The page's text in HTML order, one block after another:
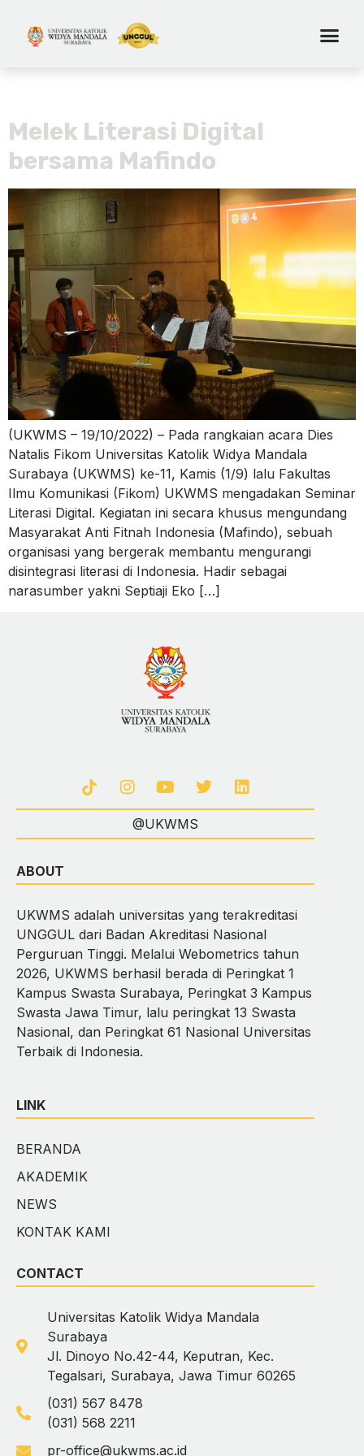
Melek Literasi Digital
bersama Mafindo
(UKWMS – 19/10/2022) – Pada rangkaian acara Dies
Natalis Fikom Universitas Katolik Widya Mandala
Surabaya (UKWMS) ke-11, Kamis (1/9) lalu Fakultas
Ilmu Komunikasi (Fikom) UKWMS mengadakan Seminar
Literasi Digital. Kegiatan ini secara khusus mengundang
Masyarakat Anti Fitnah Indonesia (Mafindo), sebuah
organisasi yang bergerak membantu mengurangi
disintegrasi literasi di Indonesia. Hadir sebagai
narasumber yakni Septiaji Eko […]
@UKWMS
ABOUT
UKWMS adalah universitas yang terakreditasi
UNGGUL dari Badan Akreditasi Nasional
Perguruan Tinggi. Melalui Webometrics tahun
2026, UKWMS berhasil berada di Peringkat 1
Kampus Swasta Surabaya, Peringkat 3 Kampus
Swasta Jawa Timur, lalu peringkat 13 Swasta
Nasional, dan Peringkat 61 Nasional Universitas
Terbaik di Indonesia.
LINK
BERANDA
AKADEMIK
NEWS
KONTAK KAMI
CONTACT
Universitas Katolik Widya Mandala
Surabaya
Jl. Dinoyo No.42-44, Keputran, Kec.
Tegalsari, Surabaya, Jawa Timur 60265
(031) 567 8478
(031) 568 2211
pr-office@ukwms.ac.id